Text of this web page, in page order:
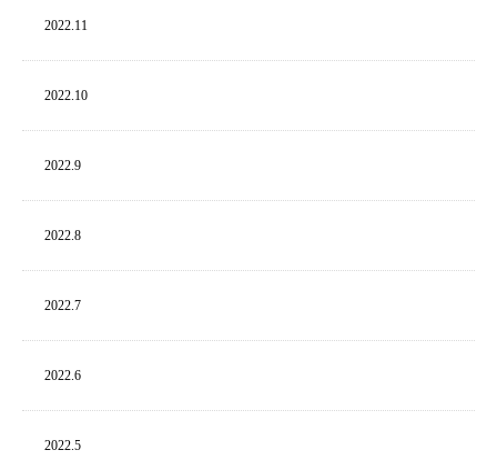
2022. 11
2022. 10
2022. 9
2022. 8
2022. 7
2022. 6
2022. 5